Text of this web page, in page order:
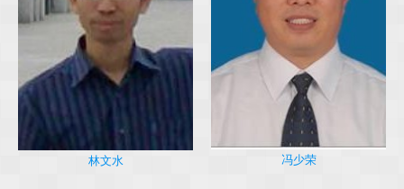
林文水 冯少荣